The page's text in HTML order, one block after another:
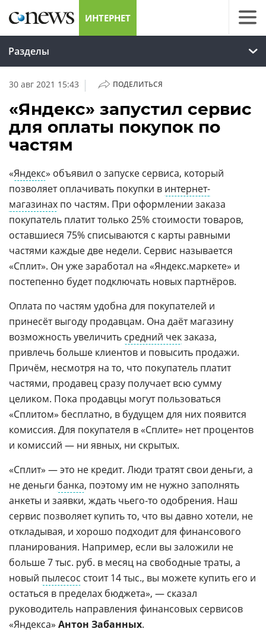
ИНТЕРНЕТ
Разделы
30 авг 2021 15:43 | ПОДЕЛИТЬСЯ
«Яндекс» запустил сервис
для оплаты покупок по
частям
«Яндекс» объявил о запуске сервиса, который
позволяет оплачивать покупки в интернет-
магазинах по частям. При оформлении заказа
покупатель платит только 25% стоимости товаров,
оставшиеся 75% списываются с карты равными
частями каждые две недели. Сервис называется
«Сплит». Он уже заработал на «Яндекс.маркете» и
постепенно будет подключать новых партнёров.
Оплата по частям удобна для покупателей и
принесёт выгоду продавцам. Она даёт магазину
возможность увеличить средний чекзаказа,
привлечь больше клиентов и повысить продажи.
Причём, несмотря на то, что покупатель платит
частями, продавец сразу получает всю сумму
целиком. Пока продавцы могут пользоваться
«Сплитом» бесплатно, в будущем для них появится
комиссия. Для покупателя в «Сплите» нет процентов
и комиссий — ни явных, ни скрытых.
«Сплит» — это не кредит. Люди тратят свои деньги, а
не деньги банка, поэтому им не нужно заполнять
анкеты и заявки, ждать чьего-то одобрения. Наш
сервис позволяет купить то, что вы давно хотели, не
откладывая, и хорошо подходит для финансового
планирования. Например, если вы заложили не
больше 7 тыс. руб. в месяц на свободные траты, а
новый пылесос стоит 14 тыс., вы можете купить его и
остаться в пределах бюджета», — сказал
руководитель направления финансовых сервисов
«Яндекса» Антон Забанных.